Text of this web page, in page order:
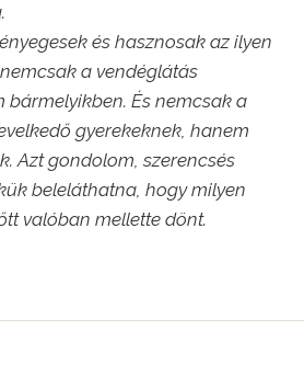
és hasznosak az ilyen
a vendéglátás
bármelyikben. És nemcsak a
gyerekeknek, hanem
Azt gondolom, szerencsés
beleláthatna, hogy milyen
valóban mellette dönt.